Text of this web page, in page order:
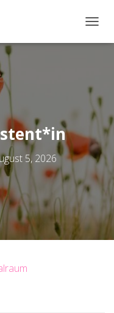
5, 2026